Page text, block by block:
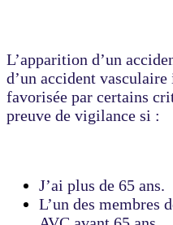
L’apparition d’un
d’un accident
favorisée par certains
preuve de vigilance si :
J’ai plus de 65 ans.
L’un des membres